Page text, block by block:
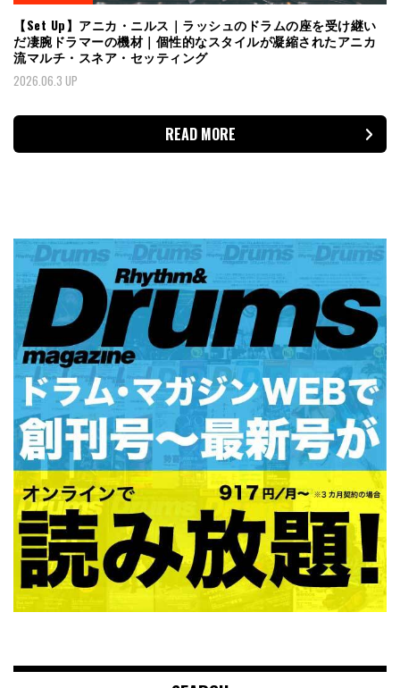
【Set Up】アニカ・ニルス｜ラッシュのドラムの座を受け継い
だ凄腕ドラマーの機材｜個性的なスタイルが凝縮されたアニカ
流マルチ・スネア・セッティング
2026.06.3 UP
READ MORE